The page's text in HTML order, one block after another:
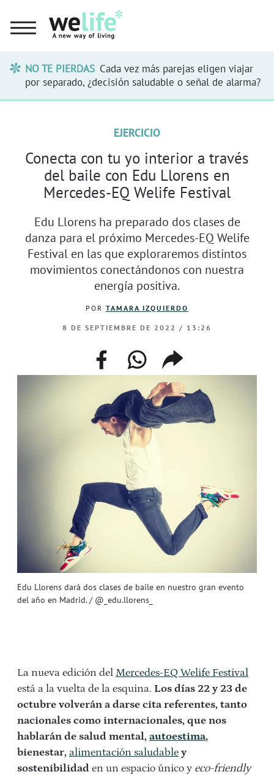
NO TE PIERDAS Cada vez más parejas eligen viajar
por separado, ¿decisión saludable o señal de alarma?
Edu Llorens dará dos clases de baile en nuestro gran evento
del año en Madrid. / @_edu.llorens_
EJERCICIO
Conecta con tu yo interior a través
del baile con Edu Llorens en
Mercedes-EQ Welife Festival
Edu Llorens ha preparado dos clases de
danza para el próximo Mercedes-EQ Welife
Festival en las que exploraremos distintos
movimientos conectándonos con nuestra
energía positiva.
POR TAMARA IZQUIERDO
8 DE SEPTIEMBRE DE 2022 / 13:26
facebookwhatsappcompartir
enlace
La nueva edición del Mercedes-EQ Welife Festival
está a la vuelta de la esquina. Los días 22 y 23 de
octubre volverán a darse cita referentes, tanto
nacionales como internacionales, que nos
hablarán de salud mental, autoestima,
bienestar, alimentación saludable y
sostenibilidad en un espacio único y eco-friendly